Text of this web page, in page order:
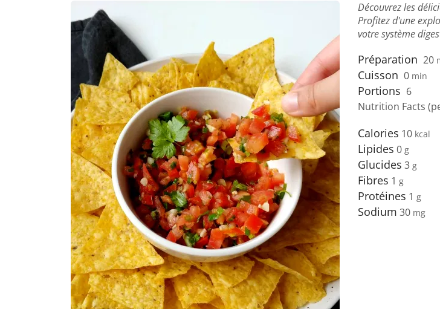
Découvrez les
Profitez d'une
votre système
Préparation 20
Cuisson 0 min
Portions 6
Nutrition Facts
Calories 10
Lipides 0
Glucides 3
Fibres 1
Protéines 1
Sodium 30